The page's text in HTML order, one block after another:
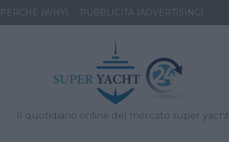
PERCHÉ (WHY) PUBBLICITÀ (ADVERTISING)
Il quotidiano online del mercato super yacht